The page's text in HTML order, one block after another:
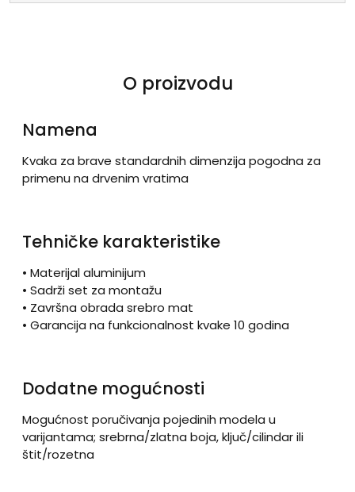
O proizvodu
Namena
Kvaka za brave standardnih dimenzija pogodna za
primenu na drvenim vratima
Tehničke karakteristike
• Materijal aluminijum
• Sadrži set za montažu
• Završna obrada srebro mat
• Garancija na funkcionalnost kvake 10 godina
Dodatne mogućnosti
Mogućnost poručivanja pojedinih modela u
varijantama; srebrna/zlatna boja, ključ/cilindar ili
štit/rozetna